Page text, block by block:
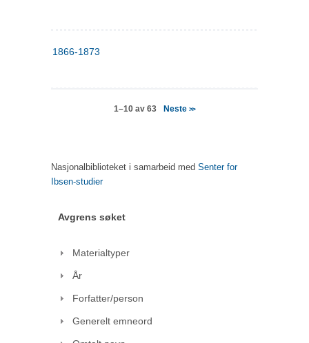
1866-1873
1–10 av 63 Neste>>
Nasjonalbiblioteket i samarbeid med Senter for
Ibsen-studier
Avgrens søket
Materialtyper
År
Forfatter/person
Generelt emneord